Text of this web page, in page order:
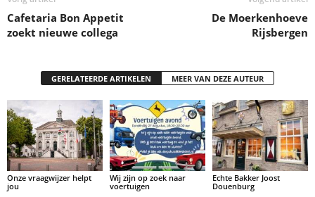
Cafetaria Bon Appetit
zoekt nieuwe collega
De Moerkenhoeve
Rijsbergen
GERELATEERDE ARTIKELEN MEER VAN DEZE AUTEUR
Onze vraagwijzer helpt
jou
Wij zijn op zoek naar
voertuigen
Echte Bakker Joost
Douenburg